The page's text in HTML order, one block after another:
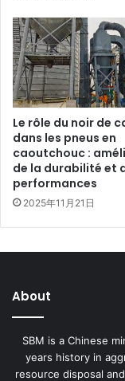
Le rôle du noir de
dans les pneus en
caoutchouc :
de la durabilité et
performances
2025年11月21日
About
SBM is a Chinese
years history in
resource disposal